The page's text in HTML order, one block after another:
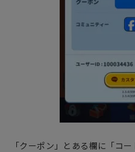
「クーポン」とある欄に「コ